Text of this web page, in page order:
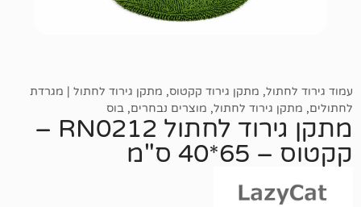
,מתקן גירוד קקטוס,מתקן גירוד לחתול | מגרדת
לחתול ,מוצרים נבחרים,בוס
מתקן גירוד לחתול RN0212 –